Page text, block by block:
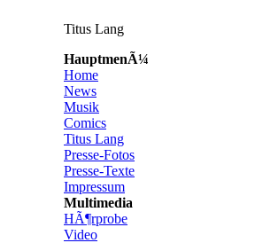
Titus Lang
HauptmenÃ¼
Home
News
Musik
Comics
Titus Lang
Presse-Fotos
Presse-Texte
Impressum
Multimedia
HÃ¶rprobe
Video